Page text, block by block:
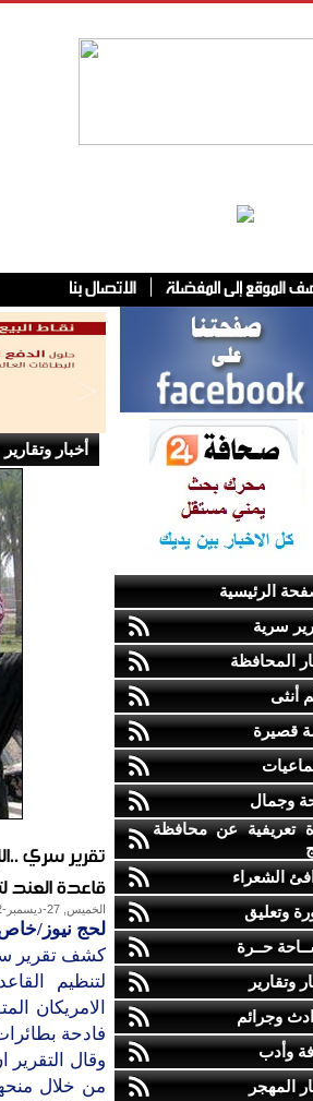
الرئيسية
سرية
المحافظة
أنثى
قصيرة
وجمال
تعريفية عن محافظة
الشعراء
وتعليق
حــرة
وتقارير
وجرائم
وأدب
المهجر
أخبار وتقارير
تقرير سري
قاعدة العند
الخميس, 27-ديسمبر-2012
لحج نيوز/
كشف تقرير
لتنظيم
الامريكان
فادحة
وقال
من خلال